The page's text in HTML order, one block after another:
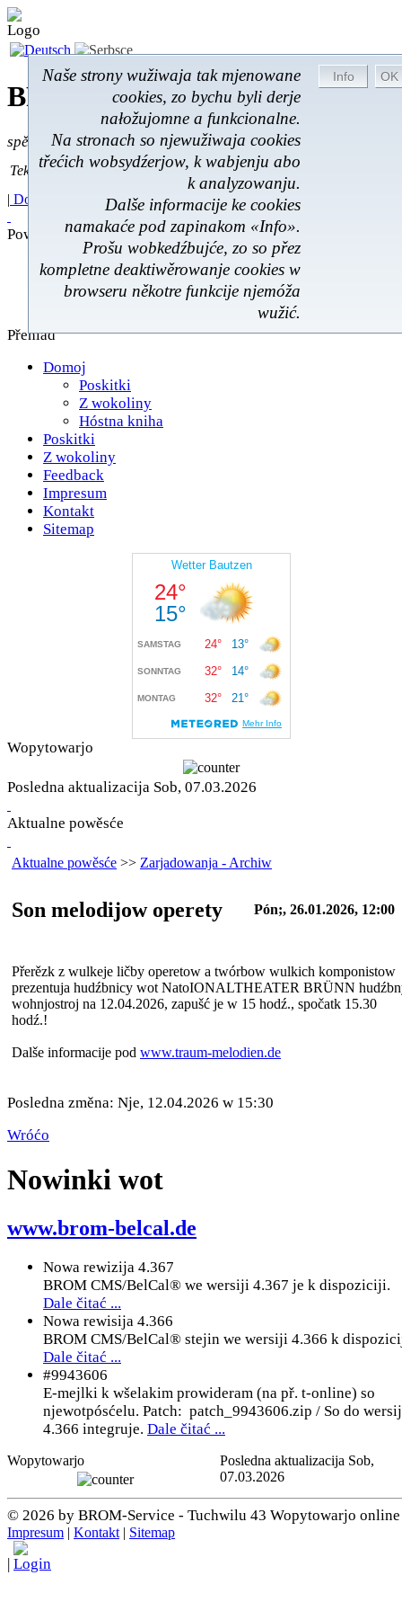
BROM-Service *Online
spěšnje * spušćomnje * małonałožnje
Naše strony wužiwaja tak mjenowane
cookies, zo bychu byli derje
nałožujomne a funkcionalne.
Na stronach so njewužiwaja cookies
třećich wobsydźerjow, k wabjenju abo
k analyzowanju.
Dalše informacije ke cookies
namakaće pod zapinakom «Info».
Prošu wobkedźbujće, zo so přez
kompletne deaktiwěrowanje cookies w
browseru někotre funkcije njemóža
wužić.
Tekst pytać:
Tekst pytać
| Domoj Poskitki|Z wokoliny|Feedback |
Powěsće
Poskitki
Z wokoliny
Hóstna kniha
Přehlad
Domoj
Poskitki
Z wokoliny
Hóstna kniha
Poskitki
Z wokoliny
Feedback
Impresum
Kontakt
Sitemap
Wopytowarjo
Posledna aktualizacija Sob, 07.03.2026
Aktualne powěsće
Aktualne powěsće >> Zarjadowanja - Archiw
Son melodijow operety Pón;, 26.01.2026, 12:00
Přerězk z wulkeje ličby operetow a twórbow wulkich komponistow
prezentuja hudźbnicy wot NatoIONALTHEATER BRÜNN
wohnjostroj na 12.04.2026, zapušć je w 15 hodź., spočatk 15.30
hodź.!
Dalše informacije pod www.traum-melodien.de
Posledna změna: Nje, 12.04.2026 w 15:30
Wróćo
Nowinki wot
www.brom-belcal.de
Nowa rewizija 4.367
BROM CMS/BelCal® we wersiji 4.367 je k dispoziciji.
Dale čitać ...
Nowa rewisija 4.366
BROM CMS/BelCal® stejin we wersiji 4.366 k
Dale čitać ...
#9943606
E-mejlki k wšelakim prowideram (na př. t-online) so
njewotpósćelu. Patch: patch_9943606.zip / So do
4.366 integruje. Dale čitać ...
Wopytowarjo
Posledna aktualizacija Sob,
07.03.2026
© 2026 by BROM-Service - Tuchwilu 43 Wopytowarjo online
Impresum | Kontakt | Sitemap
|